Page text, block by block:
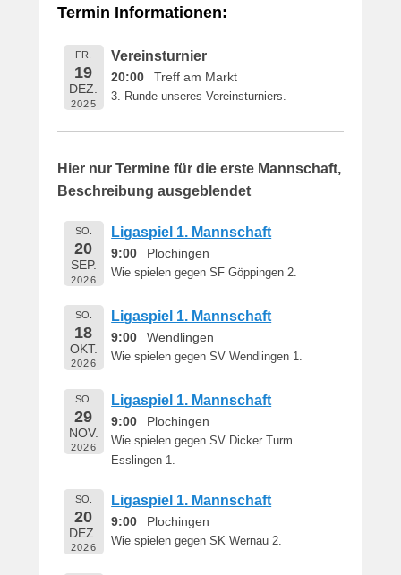
6
M
a
M
Termin Informationen:
FR.
19
DEZ.
2025
Vereinsturnier
20:00 Treff am Markt
3. Runde unseres Vereinsturniers.
Hier nur Termine für die erste Mannschaft,
Beschreibung ausgeblendet
SO.
20
SEP.
2026
Ligaspiel 1. Mannschaft
9:00 Plochingen
Wie spielen gegen SF Göppingen 2.
SO.
18
OKT.
2026
Ligaspiel 1. Mannschaft
9:00 Wendlingen
Wie spielen gegen SV Wendlingen 1.
SO.
29
NOV.
2026
Ligaspiel 1. Mannschaft
9:00 Plochingen
Wie spielen gegen SV Dicker Turm
Esslingen 1.
SO.
20
DEZ.
2026
Ligaspiel 1. Mannschaft
9:00 Plochingen
Wie spielen gegen SK Wernau 2.